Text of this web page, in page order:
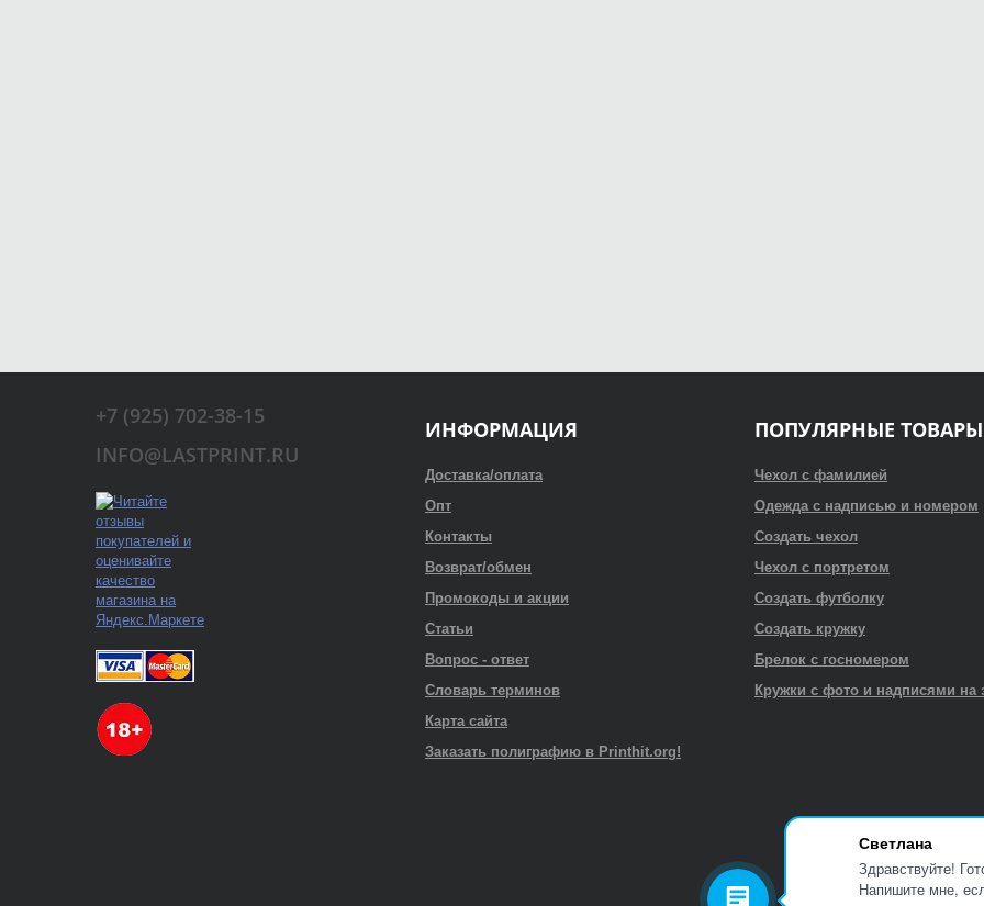
Светлана
Здравствуйте!
Напишите мне,
+7 (925) 702-38-15
INFO@LASTPRINT.RU
ИНФОРМАЦИЯ
Доставка/оплата
Опт
Контакты
Возврат/обмен
Промокоды и акции
Статьи
Вопрос - ответ
Словарь терминов
Карта сайта
Заказать полиграфию в Printhit.org!
ПОПУЛЯРНЫЕ ТОВАРЫ
Чехол с фамилией
Одежда с надписью и номером
Создать чехол
Чехол с портретом
Создать футболку
Создать кружку
Брелок с госномером
Кружки с фото и надписями на